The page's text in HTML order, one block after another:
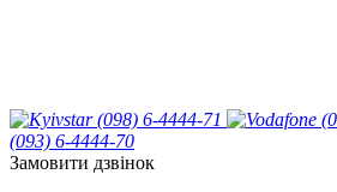
(098) 6-4444-71
(093) 6-4444-70
Замовити дзвінок